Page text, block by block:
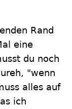
Rand
eine
du noch
"wenn
alles auf
ich